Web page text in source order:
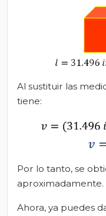
Al sustituir las
tiene:
Por lo tanto, se
aproximadamente.
Ahora, ya puedes